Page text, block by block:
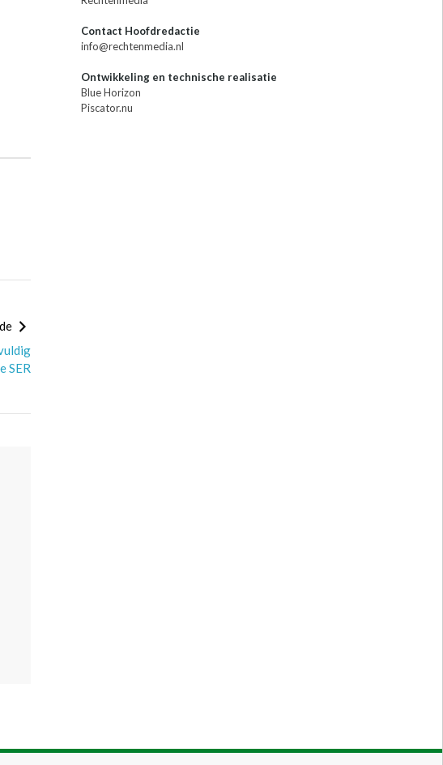
SER
Contact Hoofdredactie
info@rechtenmedia.nl
Ontwikkeling en technische realisatie
Blue Horizon
Piscator.nu